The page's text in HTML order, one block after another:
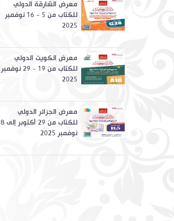
معرض الشارقة الدولي
للكتاب من 5 - 16 نوفمبر
2025
معرض الكويت الدولي
للكتاب من 19 - 29 نوفمبر
2025
معرض الجزائر الدولي
للكتاب من 29 أكتوبر إلى 8
نوفمبر 2025